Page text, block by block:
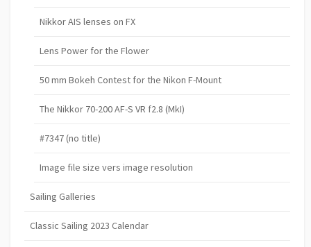
Nikkor AIS lenses on FX
Lens Power for the Flower
50 mm Bokeh Contest for the Nikon F-Mount
The Nikkor 70-200 AF-S VR f2.8 (MkI)
#7347 (no title)
Image file size vers image resolution
Sailing Galleries
Classic Sailing 2023 Calendar